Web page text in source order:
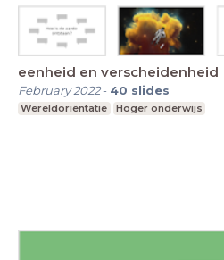
eenheid en verscheidenheid
February 2022- 40 slides
Wereldoriëntatie Hoger onderwijs